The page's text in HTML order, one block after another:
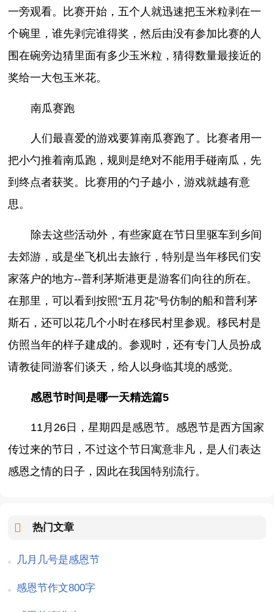
一旁观看。比赛开始，五个人就迅速把玉米粒剥在一
个碗里，谁先剥完谁得奖，然后由没有参加比赛的人
围在碗旁边猜里面有多少玉米粒，猜得数量最接近的
奖给一大包玉米花。
南瓜赛跑
人们最喜爱的游戏要算南瓜赛跑了。比赛者用一
把小勺推着南瓜跑，规则是绝对不能用手碰南瓜，先
到终点者获奖。比赛用的勺子越小，游戏就越有意
思。
除去这些活动外，有些家庭在节日里驱车到乡间
去郊游，或是坐飞机出去旅行，特别是当年移民们安
家落户的地方--普利茅斯港更是游客们向往的所在。
在那里，可以看到按照“五月花”号仿制的船和普利茅
斯石，还可以花几个小时在移民村里参观。移民村是
仿照当年的样子建成的。参观时，还有专门人员扮成
请教徒同游客们谈天，给人以身临其境的感觉。
感恩节时间是哪一天精选篇5
11月26日，星期四是感恩节。感恩节是西方国家
传过来的节日，不过这个节日寓意非凡，是人们表达
感恩之情的日子，因此在我国特别流行。
热门文章
几月几号是感恩节
感恩节作文800字